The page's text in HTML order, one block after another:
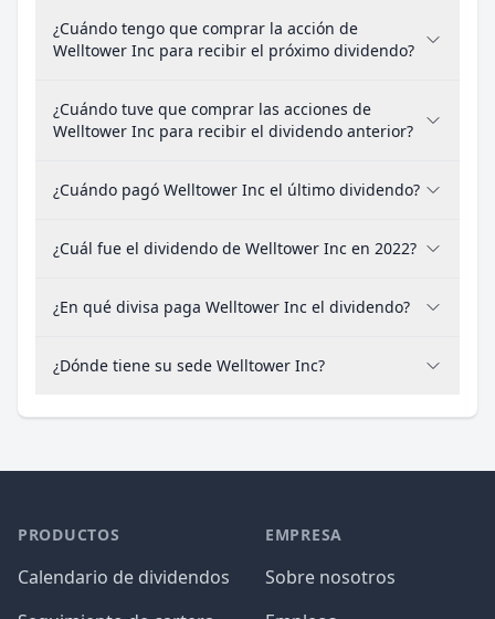
¿Cuándo tengo que comprar la acción de
Welltower Inc para recibir el próximo dividendo?
¿Cuándo tuve que comprar las acciones de
Welltower Inc para recibir el dividendo anterior?
¿Cuándo pagó Welltower Inc el último dividendo?
¿Cuál fue el dividendo de Welltower Inc en 2022?
¿En qué divisa paga Welltower Inc el dividendo?
¿Dónde tiene su sede Welltower Inc?
PRODUCTOS
Calendario de dividendos
EMPRESA
Sobre nosotros